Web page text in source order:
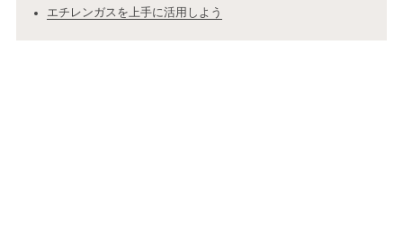
エチレンガスを上手に活用しよう